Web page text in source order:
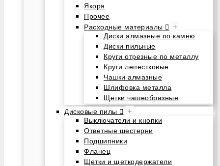
Якоря
Прочее
Расходные материалы
+
Диски алмазные по камню
Диски пильные
Круги отрезные по металлу
Круги лепестковые
Чашки алмазные
Шлифовка металла
Щетки чашеобразные
Дисковые пилы
+
Выключатели и кнопки
Ответные шестерни
Подшипники
Фланец
Щетки и щеткодержатели